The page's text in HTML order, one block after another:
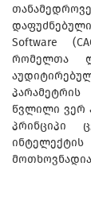
Software
რომელთა
წვლილი ვერ
პრინციპი